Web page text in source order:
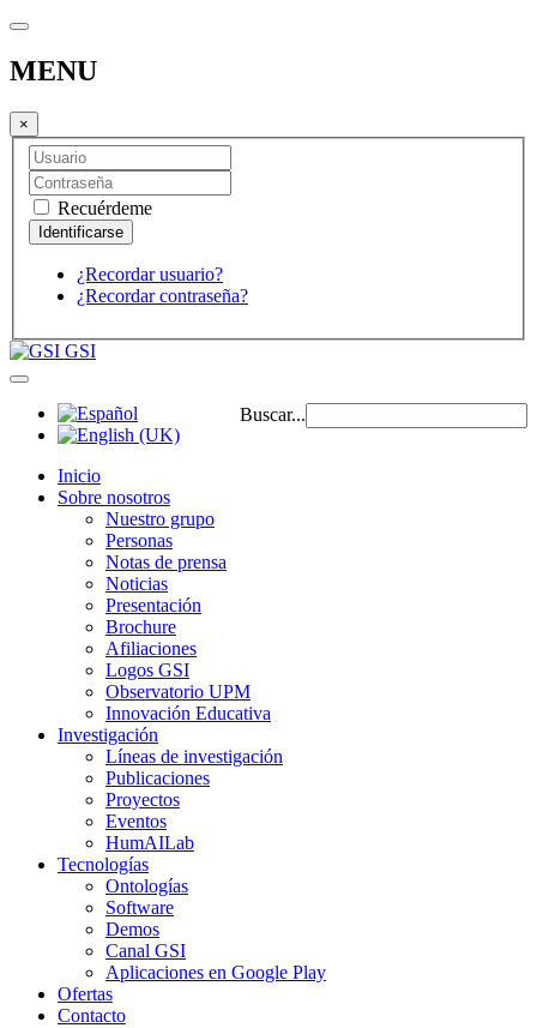
MENU
×
Recuérdeme
¿Recordar usuario?
¿Recordar contraseña?
GSI
Buscar...
Inicio
Sobre nosotros
Nuestro grupo
Personas
Notas de prensa
Noticias
Presentación
Brochure
Afiliaciones
Logos GSI
Observatorio UPM
Innovación Educativa
Investigación
Líneas de investigación
Publicaciones
Proyectos
Eventos
HumAILab
Tecnologías
Ontologías
Software
Demos
Canal GSI
Aplicaciones en Google Play
Ofertas
Contacto